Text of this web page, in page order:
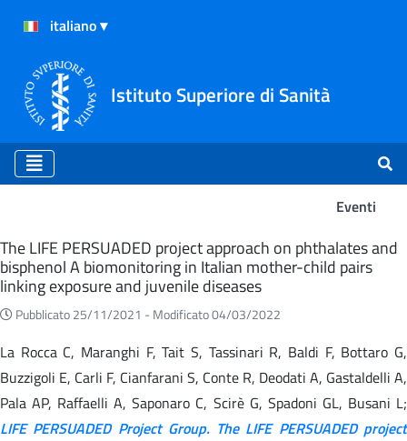
Istituto Superiore di Sanità
Eventi
Eventi
The LIFE PERSUADED project approach on phthalates and
bisphenol A biomonitoring in Italian mother-child pairs
linking exposure and juvenile diseases
Pubblicato 25/11/2021 - Modificato 04/03/2022
La Rocca C, Maranghi F, Tait S, Tassinari R, Baldi F, Bottaro G,
Buzzigoli E, Carli F, Cianfarani S, Conte R, Deodati A, Gastaldelli A,
Pala AP, Raffaelli A, Saponaro C, Scirè G, Spadoni GL, Busani L;
LIFE PERSUADED Project Group. The LIFE PERSUADED project